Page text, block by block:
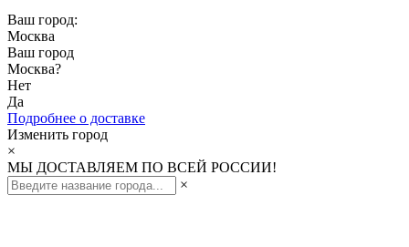
Ваш город:
Москва
Ваш город
Москва?
Нет
Да
Подробнее о доставке
Изменить город
×
МЫ ДОСТАВЛЯЕМ ПО ВСЕЙ РОССИИ!
×